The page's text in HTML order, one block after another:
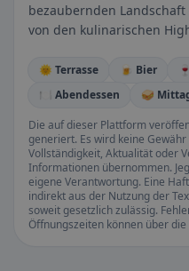
bezaubernden
von den kulinarischen
🌞 Terrasse 🍺 Bier
🍽️ Abendessen
🥪
Die auf dieser Plattform
generiert. Es wird keine
Vollständigkeit, Aktualität oder
Informationen übernommen.
eigene Verantwortung. Eine
indirekt aus der Nutzung der
soweit gesetzlich zulässig.
Öffnungszeiten können über